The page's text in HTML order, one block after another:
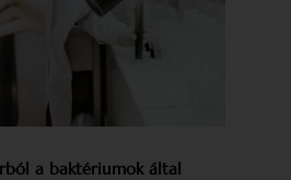
a baktériumok által